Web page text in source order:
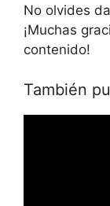
No olvides
¡Muchas
contenido!
También